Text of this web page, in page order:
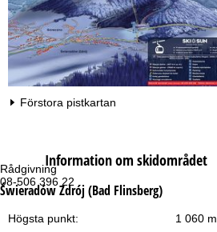
Rådgivning
08-506 396 22
Förstora pistkartan
Information om skidområdet
Świeradów Zdrój (Bad Flinsberg)
Högsta punkt: 1 060 m